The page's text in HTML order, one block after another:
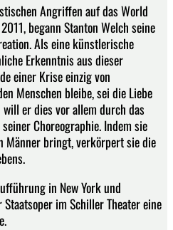
Angriffen auf das World
begann Stanton Welch seine
Als eine künstlerische
Erkenntnis aus dieser
einer Krise einzig von
Menschen bleibe, sei die Liebe
er dies vor allem durch das
Choreographie. Indem sie
Männer bringt, verkörpert sie die
in New York und
im Schiller Theater eine